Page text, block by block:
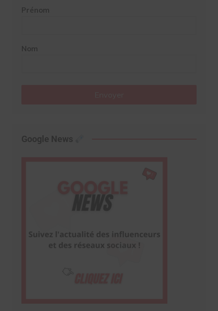
Prénom
Nom
Google News